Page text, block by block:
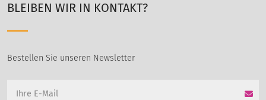
BLEIBEN WIR IN KONTAKT?
Bestellen Sie unseren Newsletter